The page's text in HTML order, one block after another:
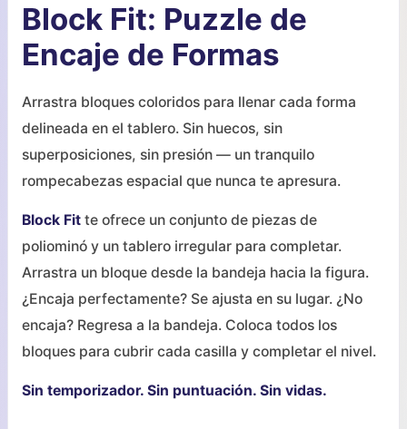
Block Fit: Puzzle de
Encaje de Formas
Arrastra bloques coloridos para llenar cada forma
delineada en el tablero. Sin huecos, sin
superposiciones, sin presión — un tranquilo
rompecabezas espacial que nunca te apresura.
Block Fit te ofrece un conjunto de piezas de
poliominó y un tablero irregular para completar.
Arrastra un bloque desde la bandeja hacia la figura.
¿Encaja perfectamente? Se ajusta en su lugar. ¿No
encaja? Regresa a la bandeja. Coloca todos los
bloques para cubrir cada casilla y completar el nivel.
Sin temporizador. Sin puntuación. Sin vidas.